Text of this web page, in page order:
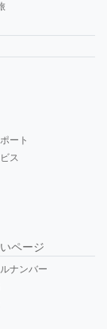
ート
ス
ページ
ナンバー